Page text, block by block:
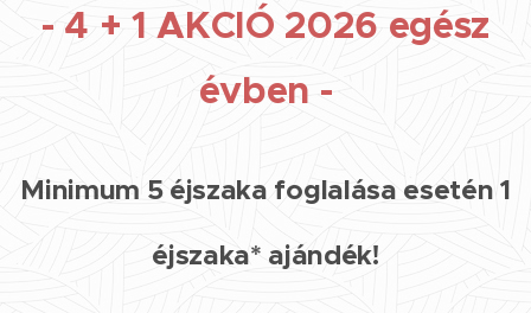
- 4 + 1 AKCIÓ 2026 egész
évben -
Minimum 5 éjszaka foglalása esetén 1
éjszaka* ajándék!